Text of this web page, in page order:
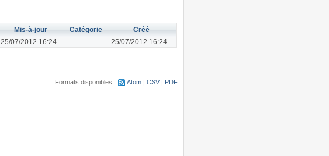
Mis-à-jour Catégorie
Créé
25/07/2012 16:24 25/07/2012 16:24
Formats disponibles : Atom CSV PDF